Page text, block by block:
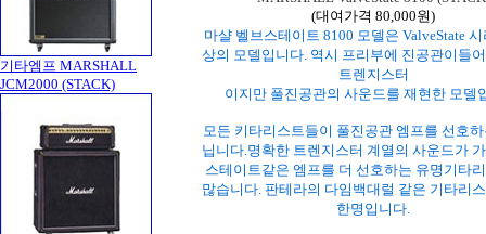
기타엠프 MARSHALL
JCM2000 (STACK)
(대여가격 80,000원)
마샬 벨브스테이트 8100 모델은 ValveState
상의 모델입니다. 역시 프리부에 진공관이 들
트렌지스터
이지만 풀진공관의 사운드를 재현한 모델
모든 키타리스트들이 풀진공관 엠프를 선호
닙니다.명확한 트렌지스터 계열의 사운드가
스테이트같은 엠프를 더 선호하는 유명기타
많습니다. 판테라의 다임백대럴 같은 기타리
한명입니다.